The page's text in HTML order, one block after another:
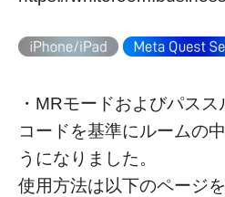
・MRモードおよびパス
コードを基準にルームの
うになりました。
使用方法は以下のページ